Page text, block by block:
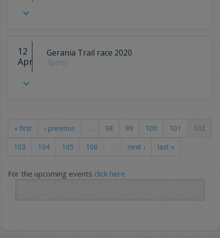
12
Apr
Gerania Trail race 2020
Sports
« first ‹ previous … 98 99 100 101
102
103
104 105 106 … next › last »
For the upcoming events click here